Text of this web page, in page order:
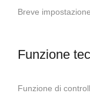
Breve
Funzione
Funzione di